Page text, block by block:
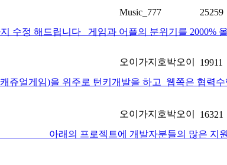
Music_777 25259
정 해드립니다 게임과 어플의 분위기를 2000%
오이가지호박오이 19911
얼게임)을 위주로 턴키개발을 하고 웹쪽은 협력
오이가지호박오이 16321
젝트에 개발자분들의 많